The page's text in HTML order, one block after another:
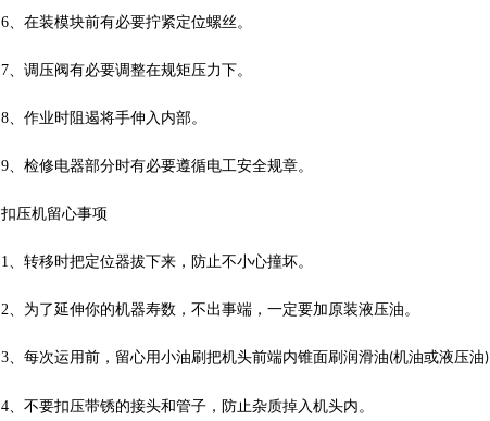
6 、在装模块前有必要拧紧定位螺丝。
7 、调压阀有必要调整在规矩压力下。
8 、作业时阻遏将手伸入内部。
9 、检修电器部分时有必要遵循电工安全规章。
扣压机留心事项
1 、转移时把定位器拔下来，防止不小心撞坏。
2 、为了延伸你的机器寿数，不出事端，一定要加原装液压油。
3 、每次运用前，留心用小油刷把机头前端内锥面刷润滑油(机油或液压油)
4 、不要扣压带锈的接头和管子，防止杂质掉入机头内。